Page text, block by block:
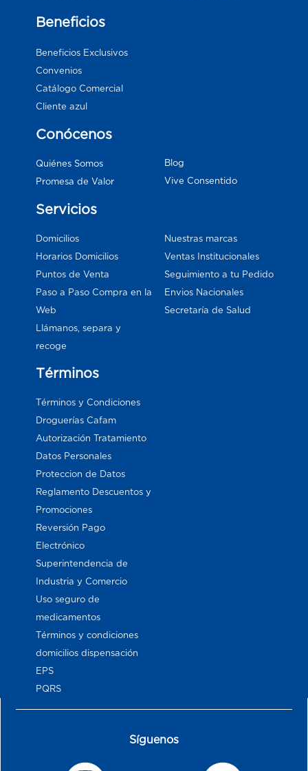
Beneficios
Beneficios Exclusivos
Convenios
Catálogo Comercial
Cliente azul
Conócenos
Quiénes Somos
Promesa de Valor
Blog
Vive Consentido
Servicios
Domicilios
Horarios Domicilios
Puntos de Venta
Paso a Paso Compra en la
Web
Llámanos, separa y
recoge
Nuestras marcas
Ventas Institucionales
Seguimiento a tu Pedido
Envios Nacionales
Secretaría de Salud
Términos
Términos y Condiciones
Droguerías Cafam
Autorización Tratamiento
Datos Personales
Proteccion de Datos
Reglamento Descuentos y
Promociones
Reversión Pago
Electrónico
Superintendencia de
Industria y Comercio
Uso seguro de
medicamentos
Términos y condiciones
domicilios dispensación
EPS
PQRS
Síguenos